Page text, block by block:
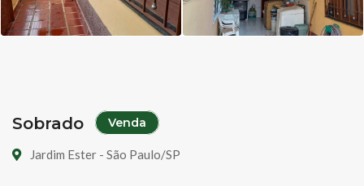
Sobrado Venda
Jardim Ester - São Paulo/SP